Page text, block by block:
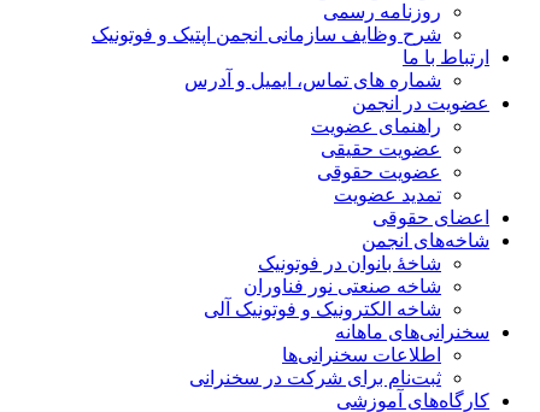
روزنامه رسمی
شرح وظایف سازمانی انجمن اپتیک و فوتونیک
ارتباط با ما
شماره های تماس، ایمیل و آدرس
عضویت در انجمن
راهنمای عضویت
عضویت حقیقی
عضویت حقوقی
تمدید عضویت
اعضای حقوقی
شاخه‌های انجمن
شاخۀ بانوان در فوتونیک
شاخه صنعتی نور فناوران
شاخه‌ الکترونیک و فوتونیک آلی
سخنرانی‌های ماهانه
اطلاعات سخنرانی‌‌ها
ثبت‌نام برای شرکت در سخنرانی
کارگاه‌های آموزشی